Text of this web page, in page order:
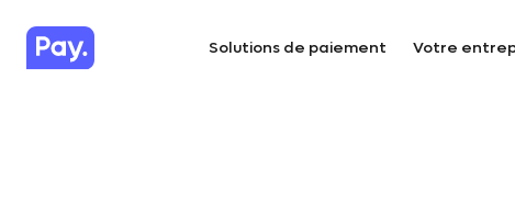
Solutions de paiement Votre